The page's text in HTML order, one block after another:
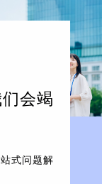
会竭
式问题解